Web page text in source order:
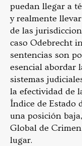
puedan llegar a
y realmente
de las
caso Odebrecht
sentencias son
esencial abordar
sistemas
la efectividad de
Índice de Estado
una posición
Global de
lugar.